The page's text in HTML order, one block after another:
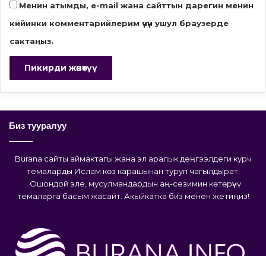
Менин атымды, e-mail жана сайттын дарегин менин
кийинки комментарийлерим үчүн ушул браузерде
сактаңыз.
Биз тууралуу
Burana сайты аймактагы жана эл аралык деңгээлдеги курч
темаларды Ислам көз карашынан туруп чагылдырат.
Ошондой эле, мусулмандардын аң-сезимин көтөрүүчү
темаларга басым жасайт. Акыйкатка биз менен жетиңиз!